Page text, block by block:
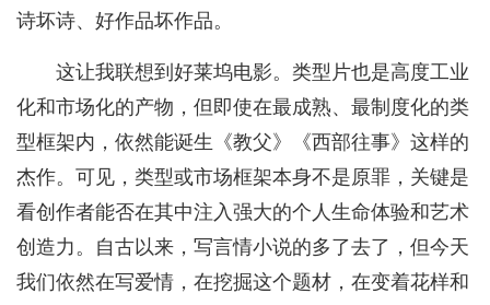
诗坏诗、好作品坏作品。
这让我联想到好莱坞电影。类型片也是高度工业
化和市场化的产物，但即使在最成熟、最制度化的类
型框架内，依然能诞生《教父》《西部往事》这样的
杰作。可见，类型或市场框架本身不是原罪，关键是
看创作者能否在其中注入强大的个人生命体验和艺术
创造力。自古以来，写言情小说的多了去了，但今天
我们依然在写爱情，在挖掘这个题材，在变着花样和